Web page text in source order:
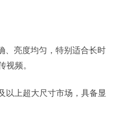
、亮度均匀，特别适合长时
视频。
以上超大尺寸市场，具备显